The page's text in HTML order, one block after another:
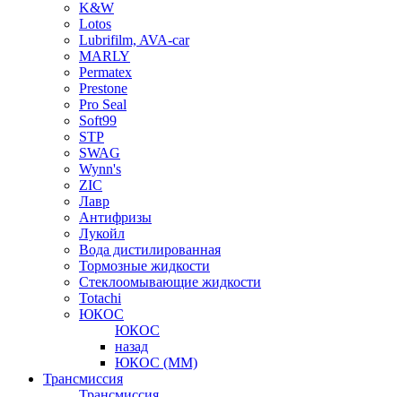
K&W
Lotos
Lubrifilm, AVA-car
MARLY
Permatex
Prestone
Pro Seal
Soft99
STP
SWAG
Wynn's
ZIC
Лавр
Антифризы
Лукойл
Вода дистилированная
Тормозные жидкости
Стеклоомывающие жидкости
Totachi
ЮКОС
ЮКОС
назад
ЮКОС (ММ)
Трансмиссия